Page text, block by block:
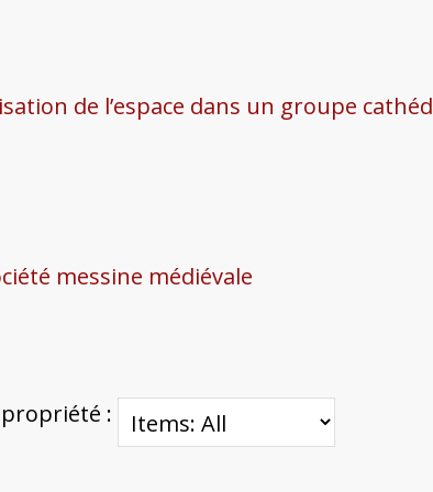
de l’espace dans un groupe
messine médiévale
: